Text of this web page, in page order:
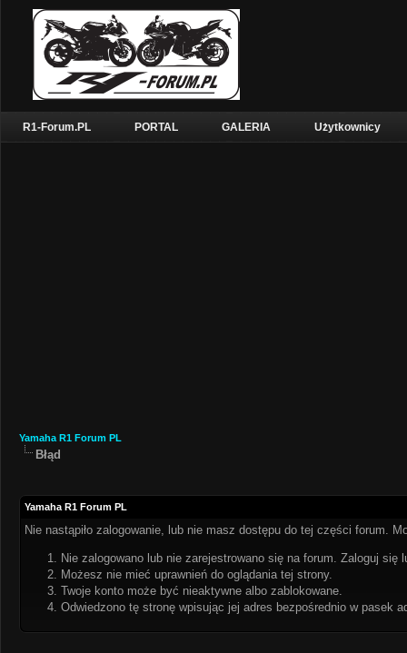
R1-Forum.PL PORTAL GALERIA Użytkownicy
Yamaha R1 Forum PL
Błąd
Yamaha R1 Forum PL
Nie nastąpiło zalogowanie, lub nie masz dostępu do tej części forum.
Nie zalogowano lub nie zarejestrowano się na forum. Zaloguj się
Możesz nie mieć uprawnień do oglądania tej strony.
Twoje konto może być nieaktywne albo zablokowane.
Odwiedzono tę stronę wpisując jej adres bezpośrednio w pasek